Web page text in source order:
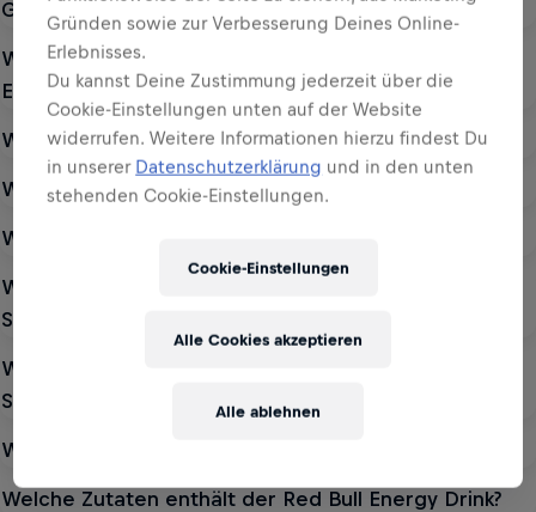
Gibt es Red Bull Gletschereis noch?
Wie alt muss man sein, um in Deutschland Red Bull
Energy Drink zu trinken?
Womit wird Red Bull Zero gesüßt?
Was ist Red Bull Zero?
Welche Zutaten beinhaltet Red Bull Zero?
Wie lauten die Nährwertangaben von Red Bull
Sugarfree?
Weshalb wird Red Bull Editions Sugarfree mit
Sucralose und Acesulfam K gesüßt?
Was sind Red Bull Editions Sugarfree?
Welche Zutaten enthält der Red Bull Energy Drink?
Gründen sowie zur Verbesserung Deines Online-
Erlebnisses.
Du kannst Deine Zustimmung jederzeit über die
Cookie-Einstellungen unten auf der Website
widerrufen. Weitere Informationen hierzu findest Du
in unserer Datenschutzerklärung und in den unten
stehenden Cookie-Einstellungen.
Cookie-Einstellungen
Alle ablehnen
Alle Cookies akzeptieren